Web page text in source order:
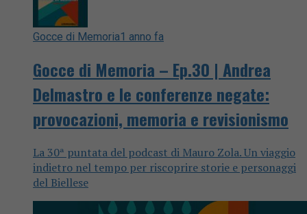
Gocce di Memoria1 anno fa
Gocce di Memoria – Ep.30 | Andrea
Delmastro e le conferenze negate:
provocazioni, memoria e revisionismo
La 30ª puntata del podcast di Mauro Zola. Un viaggio
indietro nel tempo per riscoprire storie e personaggi
del Biellese